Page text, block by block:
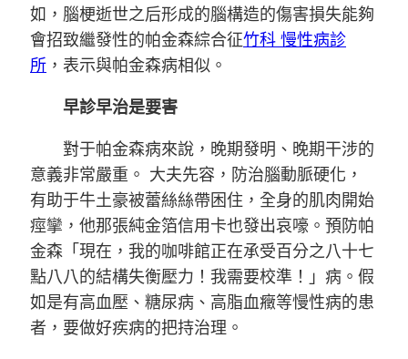
如，腦梗逝世之后形成的腦構造的傷害損失能夠
會招致繼發性的帕金森綜合征竹科 慢性病診
所 ，表示與帕金森病相似。
早診早治是要害
對于帕金森病來說，晚期發明、晚期干涉的
意義非常嚴重。 大夫先容，防治腦動脈硬化，
有助于牛土豪被蕾絲絲帶困住，全身的肌肉開始
痙攣，他那張純金箔信用卡也發出哀嚎。預防帕
金森「現在，我的咖啡館正在承受百分之八十七
點八八的結構失衡壓力！我需要校準！」病。假
如是有高血壓、糖尿病、高脂血癥等慢性病的患
者，要做好疾病的把持治理。